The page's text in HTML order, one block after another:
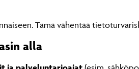
Tämä vähentää
alla